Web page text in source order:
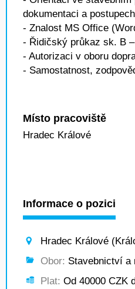
dokumentaci a
- Znalost MS Office
- Řidičský průkaz sk. B
- Autorizaci v oboru
- Samostatnost,
Místo pracoviště
Hradec Králové
Informace o pozici
Hradec Králové
Obor: Stavebnictví a
Plat: Od 40000 CZK